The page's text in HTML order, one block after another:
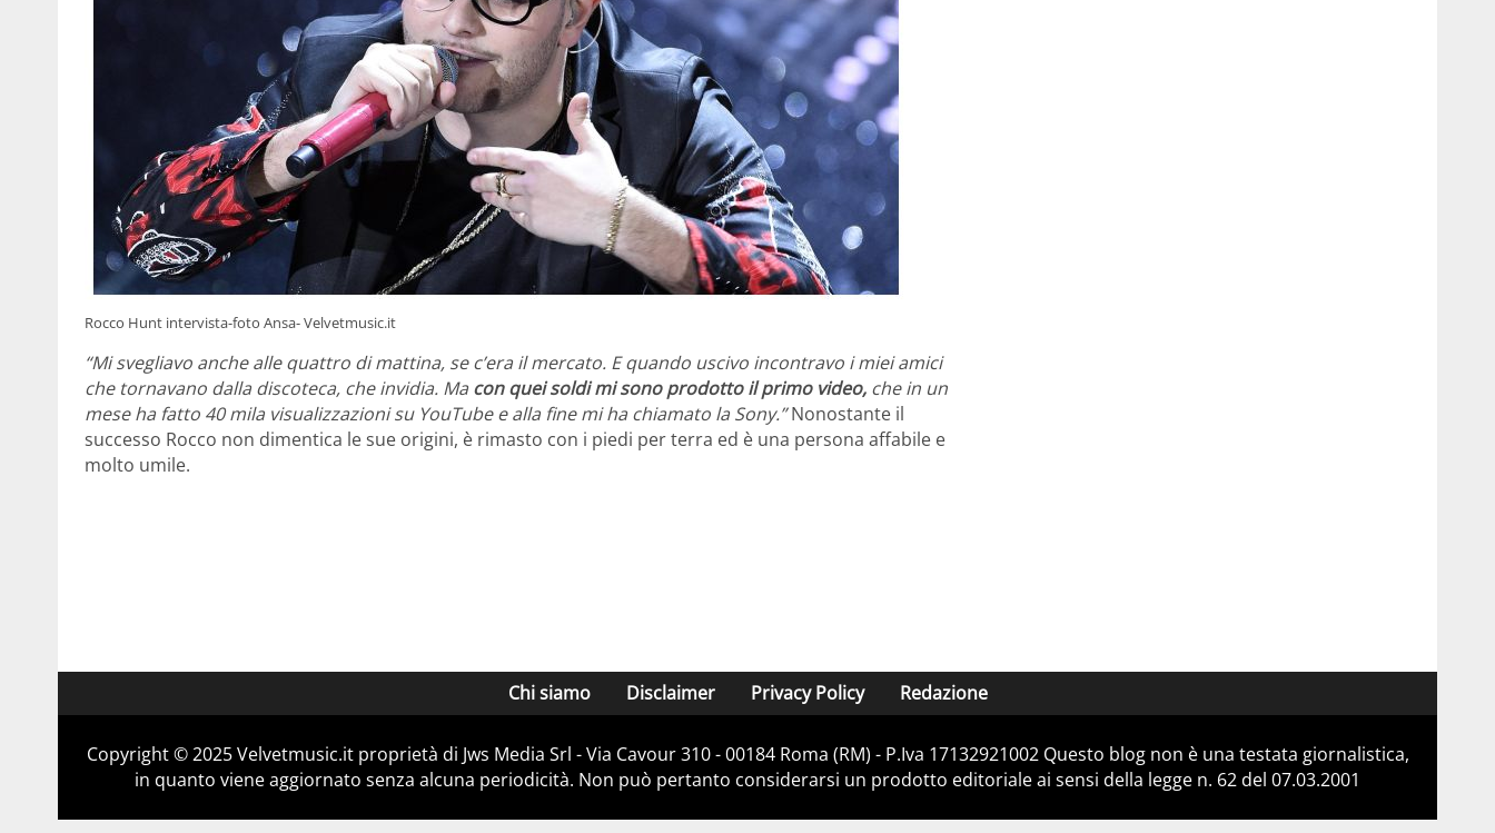
Rocco Hunt intervista-foto Ansa- Velvetmusic.it
“Mi svegliavo anche alle quattro di mattina, se c’era il mercato. E quando uscivo incontravo i miei amici
che tornavano dalla discoteca, che invidia. Ma con quei soldi mi sono prodotto il primo video, che in un
mese ha fatto 40 mila visualizzazioni su YouTube e alla fine mi ha chiamato la Sony.”Nonostante il
successo Rocco non dimentica le sue origini, è rimasto con i piedi per terra ed è una persona affabile e
molto umile.
Chi siamo Disclaimer Privacy Policy Redazione
Copyright © 2025 Velvetmusic.it proprietà di Jws Media Srl - Via Cavour 310 - 00184 Roma (RM) - P.Iva 17132921002 Questo blog non è una testata giornalistica,
in quanto viene aggiornato senza alcuna periodicità. Non può pertanto considerarsi un prodotto editoriale ai sensi della legge n. 62 del 07.03.2001